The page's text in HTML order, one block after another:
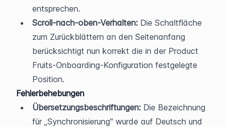
entsprechen.
Scroll-nach-oben-Verhalten: Die Schaltfläche
zum Zurückblättern an den Seitenanfang
berücksichtigt nun korrekt die in der Product
Fruits-Onboarding-Konfiguration festgelegte
Position.
Fehlerbehebungen
Übersetzungsbeschriftungen: Die Bezeichnung
für „Synchronisierung" wurde auf Deutsch und